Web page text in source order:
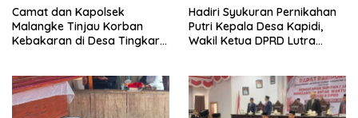
Camat dan Kapolsek
Malangke Tinjau Korban
Kebakaran di Desa Tingkara,
Hadiri Syukuran Pernikahan
Putri Kepala Desa Kapidi,
Wakil Ketua DPRD Lutra